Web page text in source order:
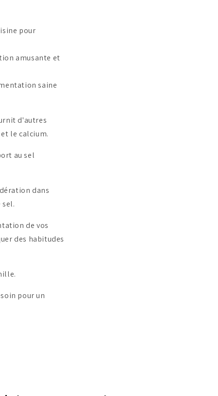
pour
amusante et
saine
d'autres
le calcium.
au sel
dans
de vos
des habitudes
pour un